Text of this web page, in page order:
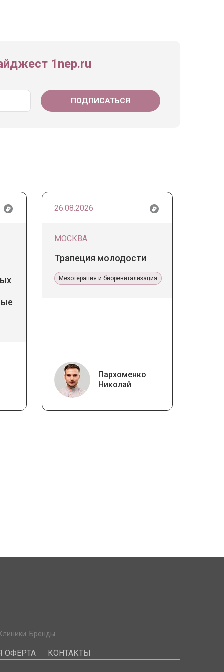
1nep.ru
26.08.2026
МОСКВА
Трапеция молодости
Мезотерапия и биоревитализация
Пархоменко
Николай
Бренды.
ОФЕРТА КОНТАКТЫ